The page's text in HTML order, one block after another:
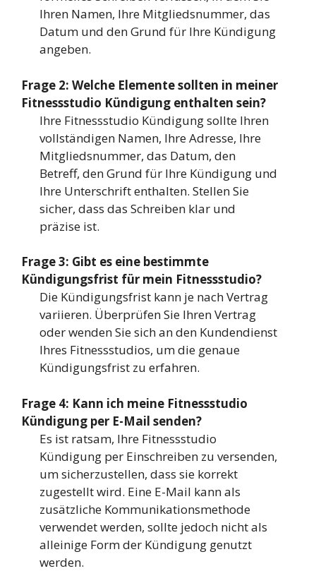
Ihren Namen, Ihre Mitgliedsnummer, das
Datum und den Grund für Ihre Kündigung
angeben.
Frage 2: Welche Elemente sollten in meiner
Fitnessstudio Kündigung enthalten sein?
Ihre Fitnessstudio Kündigung sollte Ihren
vollständigen Namen, Ihre Adresse, Ihre
Mitgliedsnummer, das Datum, den
Betreff, den Grund für Ihre Kündigung und
Ihre Unterschrift enthalten. Stellen Sie
sicher, dass das Schreiben klar und
präzise ist.
Frage 3: Gibt es eine bestimmte
Kündigungsfrist für mein Fitnessstudio?
Die Kündigungsfrist kann je nach Vertrag
variieren. Überprüfen Sie Ihren Vertrag
oder wenden Sie sich an den Kundendienst
Ihres Fitnessstudios, um die genaue
Kündigungsfrist zu erfahren.
Frage 4: Kann ich meine Fitnessstudio
Kündigung per E-Mail senden?
Es ist ratsam, Ihre Fitnessstudio
Kündigung per Einschreiben zu versenden,
um sicherzustellen, dass sie korrekt
zugestellt wird. Eine E-Mail kann als
zusätzliche Kommunikationsmethode
verwendet werden, sollte jedoch nicht als
alleinige Form der Kündigung genutzt
werden.